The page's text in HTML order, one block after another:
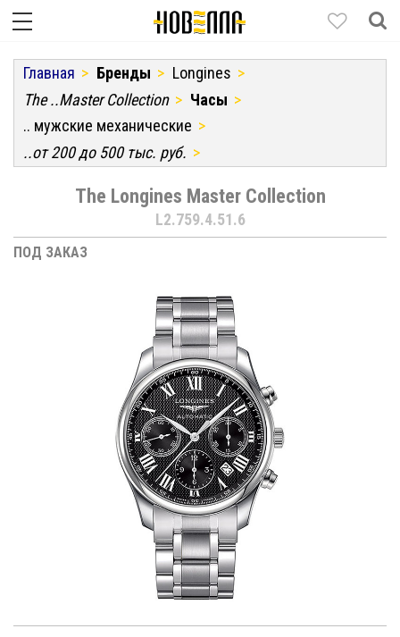
Главная Бренды
Longines
The ..Master Collection
Часы
.. мужские механические
..от 200 до 500 тыс. руб.
The Longines Master Collection
L2.759.4.51.6
ПОД ЗАКАЗ